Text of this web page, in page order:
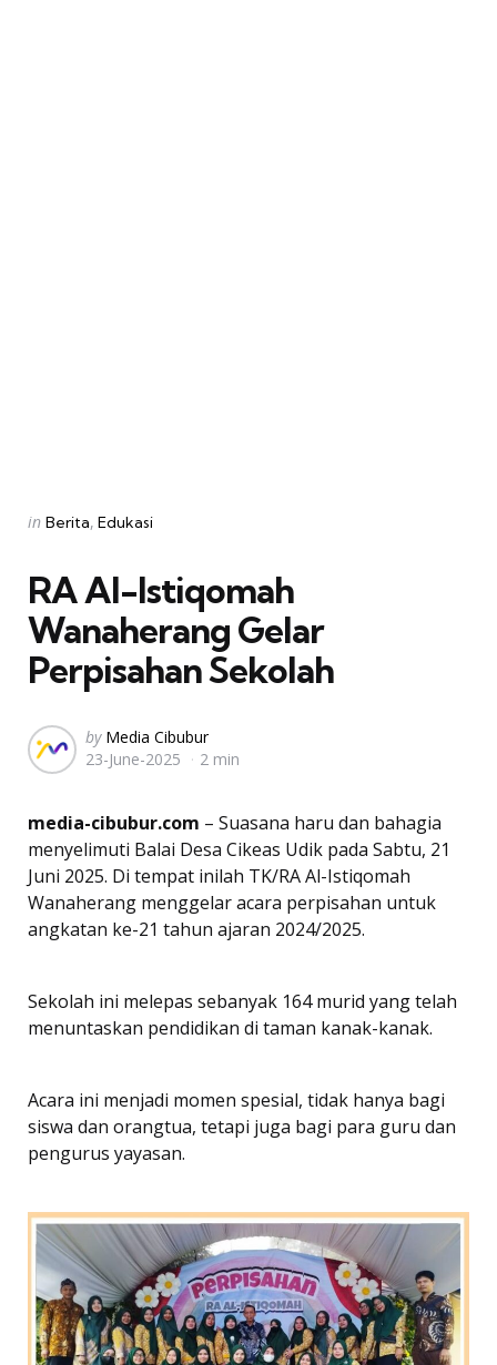
Categories
Posted
in Berita Edukasi
RA Al-Istiqomah
Wanaherang Gelar
Perpisahan Sekolah
Posted
by
by Media Cibubur
23-June-2025
2 min
media-cibubur.com – Suasana haru dan bahagia
menyelimuti Balai Desa Cikeas Udik pada Sabtu, 21
Juni 2025. Di tempat inilah TK/RA Al-Istiqomah
Wanaherang menggelar acara perpisahan untuk
angkatan ke-21 tahun ajaran 2024/2025.
Sekolah ini melepas sebanyak 164 murid yang telah
menuntaskan pendidikan di taman kanak-kanak.
Acara ini menjadi momen spesial, tidak hanya bagi
siswa dan orangtua, tetapi juga bagi para guru dan
pengurus yayasan.